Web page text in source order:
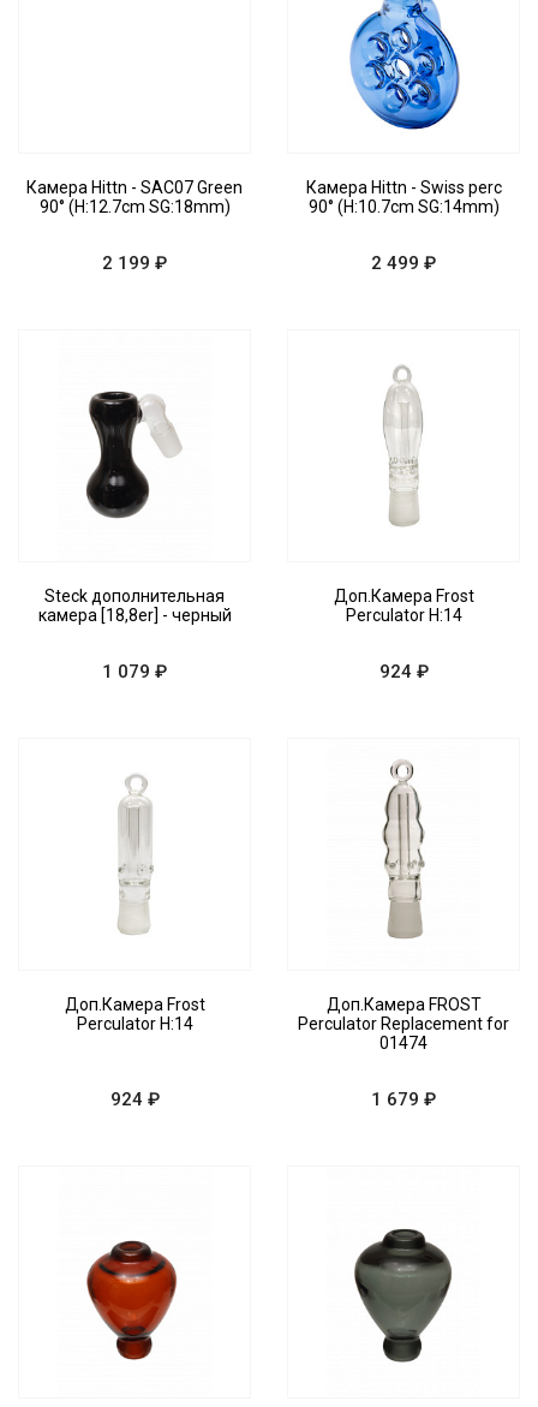
Камера Hittn - SAC07 Green
90° (H:12.7cm SG:18mm)
2 199 ₽
Камера Hittn - Swiss perc
90° (H:10.7cm SG:14mm)
2 499 ₽
Steck дополнительная
камера [18,8er] - черный
1 079 ₽
Доп.Камера Frost
Perculator H:14
924 ₽
Доп.Камера Frost
Perculator H:14
924 ₽
Доп.Камера FROST
Perculator Replacement for
01474
1 679 ₽